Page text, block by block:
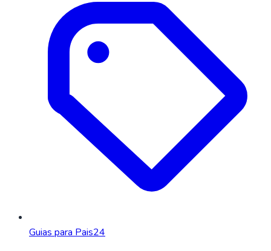
Guias para Pais24